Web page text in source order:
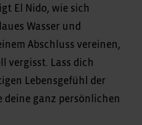
El Nido, wie sich
Wasser und
Abschluss vereinen,
vergisst. Lass dich
Lebensgefühl der
deine ganz persönlichen